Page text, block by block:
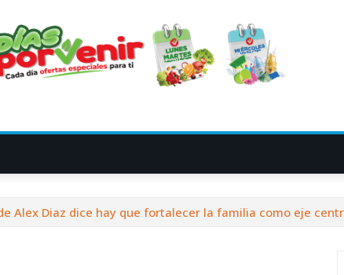
Alex Diaz dice hay que fortalecer la familia como eje